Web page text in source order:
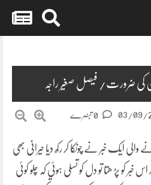
کی ضرورت/ فیصل صغیر راجہ
03/09/
ایک خبر نے چونکا کر رکھ دیا حیرانی بھی
اس خبر کو پڑ ھتا تو دل کو تسلی ہوئی کہ چلو کوئی